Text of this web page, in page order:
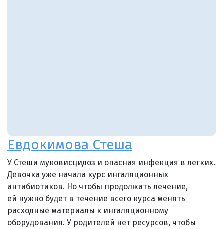
Евдокимова Стеша
У Стеши муковисцидоз и опасная инфекция в легких.
Девочка уже начала курс ингаляционных
антибиотиков. Но чтобы продолжать лечение,
ей нужно будет в течение всего курса менять
расходные материалы к ингаляционному
оборудования. У родителей нет ресурсов, чтобы